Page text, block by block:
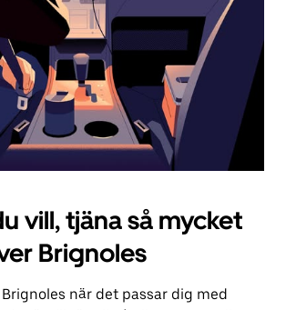
vill, tjäna så mycket
Brignoles
när det passar dig med